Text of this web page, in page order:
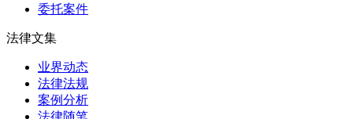
委托案件
法律文集
业界动态
法律法规
案例分析
法律随笔